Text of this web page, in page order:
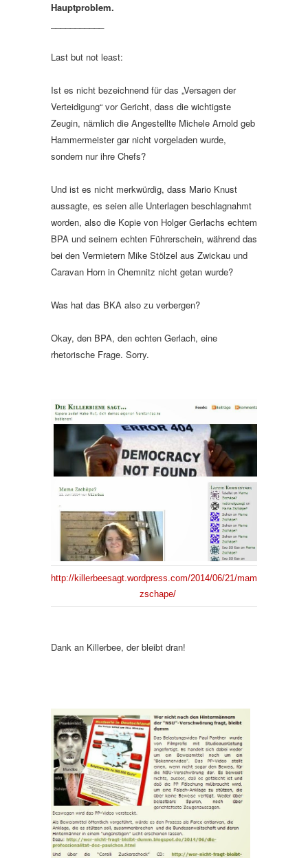
Hauptproblem.
Last but not least:
Ist es nicht bezeichnend für das „Versagen der
Verteidigung“ vor Gericht, dass die wichtigste
Zeugin, nämlich die Angestellte Michele Arnold geb
Hammermeister gar nicht vorgeladen wurde,
sondern nur ihre Chefs?
Und ist es nicht merkwürdig, dass Mario Knust
aussagte, es seien alle Unterlagen beschlagnahmt
worden, also die Kopie von Holger Gerlachs echtem
BPA und seinem echten Führerschein, während das
bei den Vermietern Mike Stölzel aus Zwickau und
Caravan Horn in Chemnitz nicht getan wurde?
Was hat das BKA also zu verbergen?
Okay, den BPA, den echten Gerlach, eine
rhetorische Frage. Sorry.
http://killerbeesagt.wordpress.com/2014/06/21/mama-
zschape/
Dank an Killerbee, der bleibt dran!